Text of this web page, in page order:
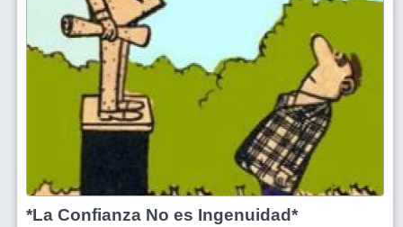
*La Confianza No es Ingenuidad*